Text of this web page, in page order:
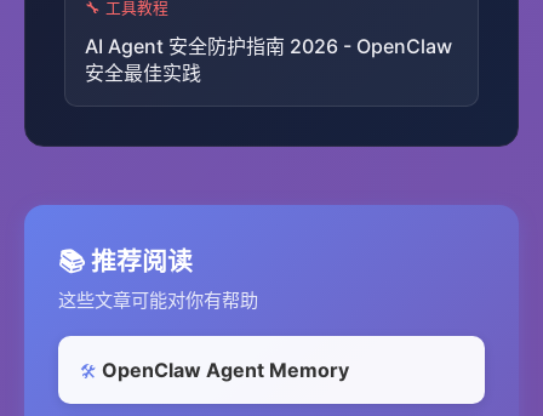
🔧 工具教程
AI Agent 安全防护指南 2026 - OpenClaw
安全最佳实践
📚 推荐阅读
这些文章可能对你有帮助
🛠️ OpenClaw Agent Memory